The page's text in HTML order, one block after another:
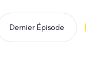
Dernier Épisode